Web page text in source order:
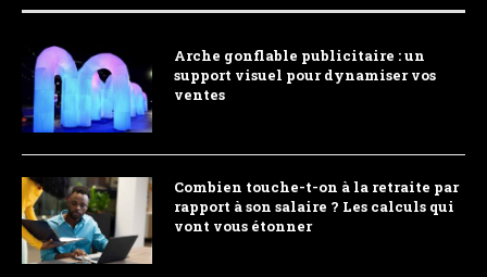
Arche gonflable publicitaire : un
support visuel pour dynamiser vos
ventes
Combien touche-t-on à la retraite par
rapport à son salaire ? Les calculs qui
vont vous étonner